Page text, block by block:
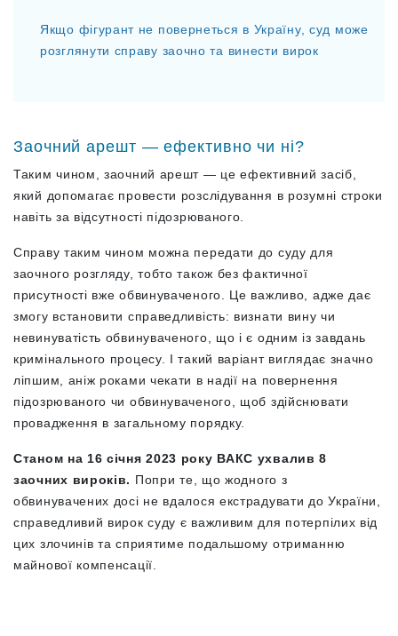
Якщо фігурант не повернеться в Україну, суд може
розглянути справу заочно та винести вирок
Заочний арешт — ефективно чи ні?
Таким чином, заочний арешт — це ефективний засіб,
який допомагає провести розслідування в розумні строки
навіть за відсутності підозрюваного.
Справу таким чином можна передати до суду для
заочного розгляду, тобто також без фактичної
присутності вже обвинуваченого. Це важливо, адже дає
змогу встановити справедливість: визнати вину чи
невинуватість обвинуваченого, що і є одним із завдань
кримінального процесу. І такий варіант виглядає значно
ліпшим, аніж роками чекати в надії на повернення
підозрюваного чи обвинуваченого, щоб здійснювати
провадження в загальному порядку.
Станом на 16 січня 2023 року ВАКС ухвалив 8
заочних вироків. Попри те, що жодного з
обвинувачених досі не вдалося екстрадувати до України,
справедливий вирок суду є важливим для потерпілих від
цих злочинів та сприятиме подальшому отриманню
майнової компенсації.